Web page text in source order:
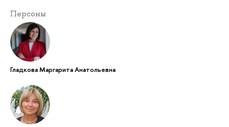
Персоны
Гладкова Маргарита Анатольевна